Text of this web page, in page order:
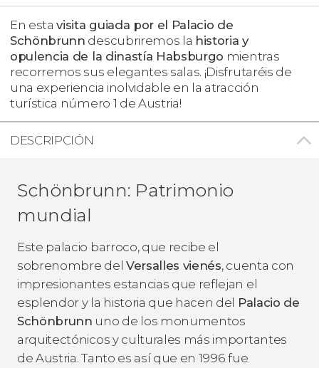
En estavisita guiada por el Palacio de
Schönbrunn descubriremos la historia y
opulencia de la dinastía Habsburgo mientras
recorremos sus elegantes salas. ¡Disfrutaréis de
una experiencia inolvidable en la atracción
turística número 1 de Austria!
DESCRIPCIÓN
Schönbrunn: Patrimonio
mundial
Este palacio barroco, que recibe el
sobrenombre del Versalles vienés, cuenta con
impresionantes estancias que reflejan el
esplendor y la historia que hacen del Palacio de
Schönbrunn uno de los monumentos
arquitectónicos y culturales más importantes
de Austria. Tanto es así que en 1996 fue